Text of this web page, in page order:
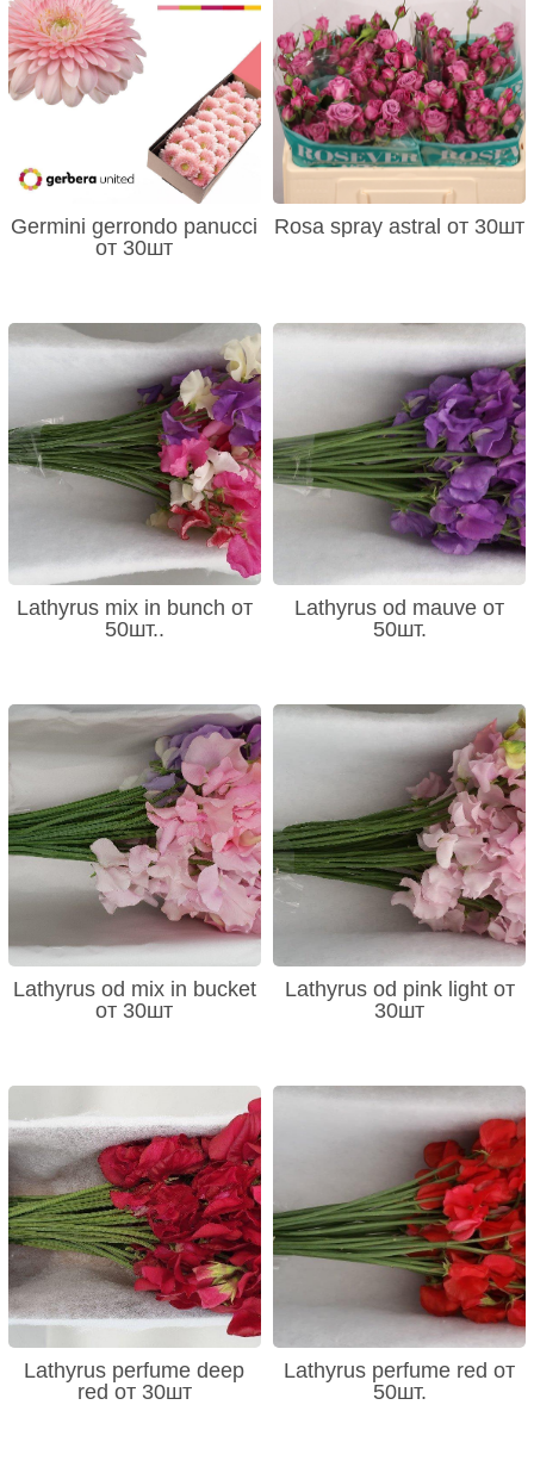
Germini gerrondo panucci
от 30шт
Rosa spray astral от 30шт
Lathyrus mix in bunch от
50шт..
Lathyrus od mauve от
50шт.
Lathyrus od mix in bucket
от 30шт
Lathyrus od pink light от
30шт
Lathyrus perfume deep
red от 30шт
Lathyrus perfume red от
50шт.